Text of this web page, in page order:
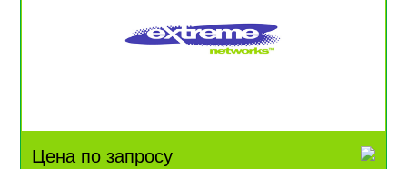
Цена по запросу